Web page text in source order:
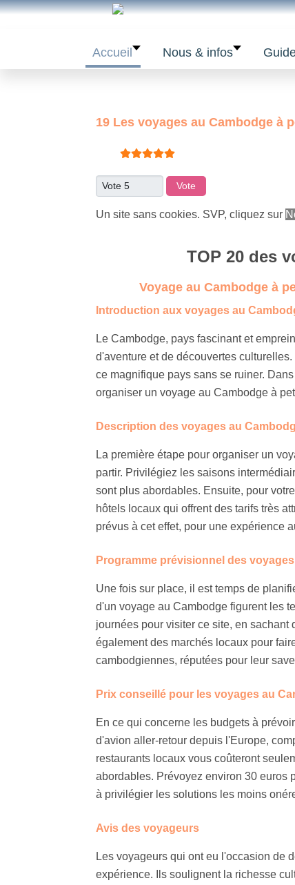
Accueil Nous & infos
19 Les voyages au Cambodge à
Vote utilisateur:
Veuillez voter
Un site sans cookies. SVP, cliquez sur
TOP 20 des
Voyage au Cambodge à
Introduction aux voyages au
Le Cambodge, pays fascinant et
d'aventure et de découvertes
ce magnifique pays sans se ruiner.
organiser un voyage au Cambodge à
Description des voyages au
La première étape pour organiser un
partir. Privilégiez les saisons
sont plus abordables. Ensuite, pour
hôtels locaux qui offrent des tarifs très
prévus à cet effet, pour une expérience
Programme prévisionnel des
Une fois sur place, il est temps de
d'un voyage au Cambodge figurent les
journées pour visiter ce site, en sachant
également des marchés locaux pour
cambodgiennes, réputées pour leur
Prix conseillé pour les voyages au
En ce qui concerne les budgets à
d'avion aller-retour depuis l'Europe,
restaurants locaux vous coûteront
abordables. Prévoyez environ 30 euros
à privilégier les solutions les moins
Avis des voyageurs
Les voyageurs qui ont eu l'occasion de
expérience. Ils soulignent la richesse